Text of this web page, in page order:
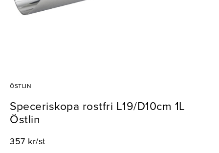
ÖSTLIN
Speceriskopa rostfri L19/D10cm 1L
Östlin
357 kr/st